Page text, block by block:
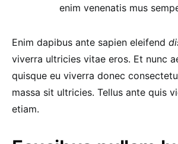
enim venenatis mus
Enim dapibus ante sapien eleifend
viverra ultricies vitae eros. Et nunc
quisque eu viverra donec
massa sit ultricies. Tellus ante quis
etiam.